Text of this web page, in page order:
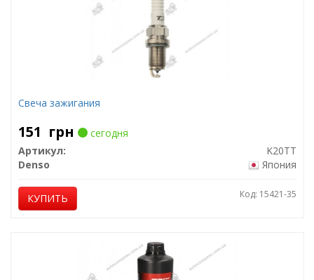
Свеча зажигания
151 грн
сегодня
Артикул:
K20TT
Denso
Япония
КУПИТЬ Код: 15421-35